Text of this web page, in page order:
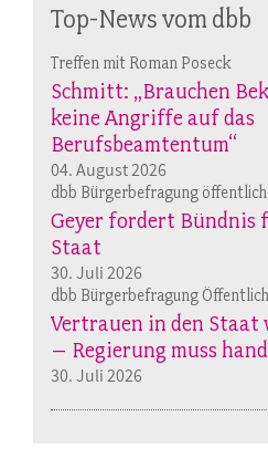
Top-News vom dbb
Treffen mit Roman Poseck
Schmitt: „Brauchen
keine Angriffe auf das
Berufsbeamtentum“
04. August 2026
dbb Bürgerbefragung
Geyer fordert Bündnis
Staat
30. Juli 2026
dbb Bürgerbefragung
Vertrauen in den
– Regierung muss
30. Juli 2026